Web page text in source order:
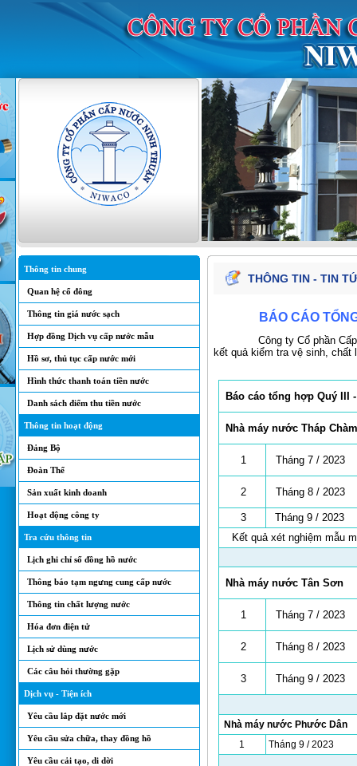
Thông tin chung
Quan hệ cổ đông
Thông tin giá nước sạch
Hợp đồng Dịch vụ cấp nước mẫu
Hồ sơ, thủ tục cấp nước mới
Hình thức thanh toán tiền nước
Danh sách điểm thu tiền nước
Thông tin hoạt động
Đảng Bộ
Đoàn Thể
Sản xuất kinh doanh
Hoạt động công ty
Tra cứu thông tin
Lịch ghi chỉ số đồng hồ nước
Thông báo tạm ngưng cung cấp nước
Thông tin chất lượng nước
Hóa đơn điện tử
Lịch sử dùng nước
Các câu hỏi thường gặp
Dịch vụ - Tiện ích
Yêu cầu lắp đặt nước mới
Yêu cầu sửa chữa, thay đồng hồ
Yêu cầu cải tạo, di dời
THÔNG TIN - TIN
BÁO CÁO
Công ty Cổ phần Cấp
kết quả kiểm tra vệ sinh,
Báo cáo tổng hợp Quý III -
Nhà máy nước Tháp Chàm
1 Tháng 7 / 2023
2 Tháng 8 / 2023
3
Tháng 9 / 2023
Kết quả xét nghiệm mẫu
Nhà máy nước Tân Sơn
1 Tháng 7 / 2023
2 Tháng 8 / 2023
3 Tháng 9 / 2023
Nhà máy nước Phước Dân
1
Tháng 9 / 2023